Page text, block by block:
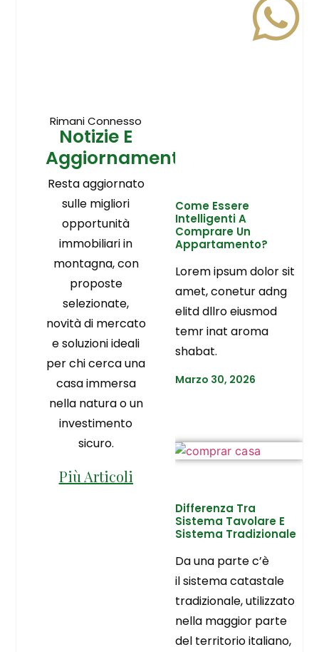
Rimani Connesso
Notizie E
Aggiornamenti
Resta aggiornato
sulle migliori
opportunità
immobiliari in
montagna, con
proposte
selezionate,
novità di mercato
e soluzioni ideali
per chi cerca una
casa immersa
nella natura o un
investimento
sicuro.
Più Articoli
Come Essere
Intelligenti A
Comprare Un
Appartamento?
Lorem ipsum dolor sit
amet, conetur adng
elitd dllro eiusmod
temr inat aroma
shabat.
Marzo 30, 2026
Differenza Tra
Sistema Tavolare E
Sistema Tradizionale
Da una parte c’è
il sistema catastale
tradizionale, utilizzato
nella maggior parte
del territorio italiano,